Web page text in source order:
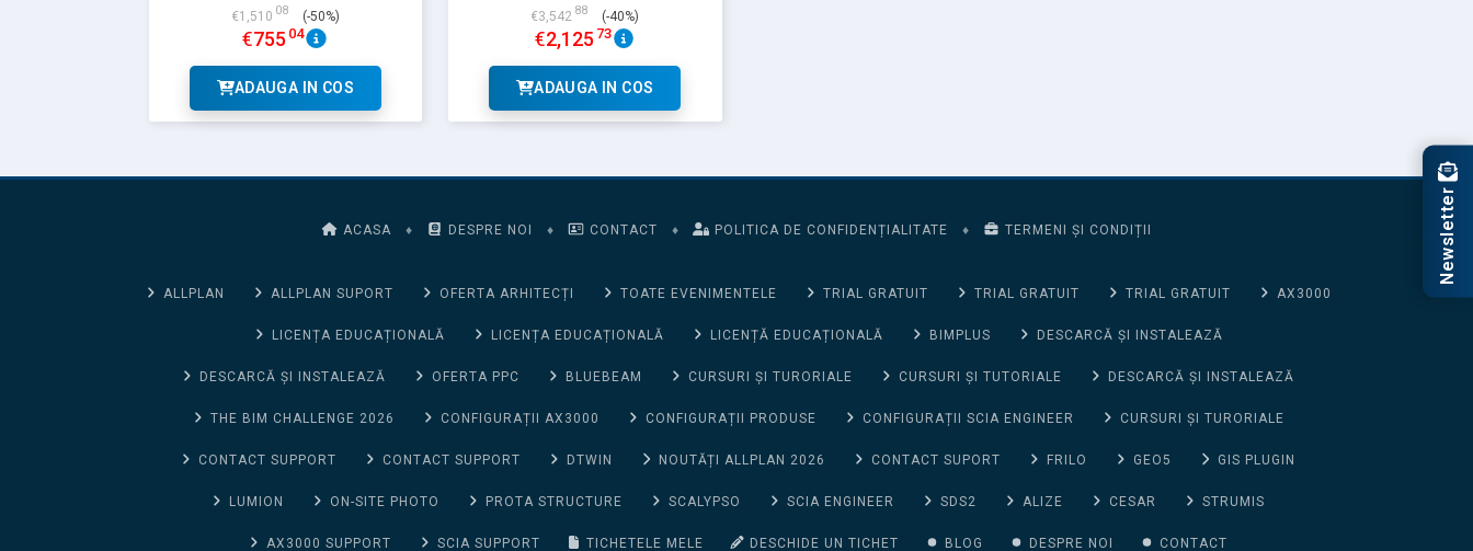
€1,510 08 (-50%)
€755 04
ADAUGA IN COS
€3,542 88 (-40%)
€2,125 73
ADAUGA IN COS
ACASA ♦ DESPRE NOI ♦ CONTACT ♦ POLITICA DE CONFIDENȚIALITATE ♦ TERMENI ȘI CONDIȚII
ALLPLAN ALLPLAN SUPORT OFERTA ARHITECȚI TOATE EVENIMENTELE TRIAL GRATUIT TRIAL GRATUIT TRIAL GRATUIT AX3000
LICENȚA EDUCAȚIONALĂ LICENȚA EDUCAȚIONALĂ LICENȚĂ EDUCAȚIONALĂ BIMPLUS DESCARCĂ ȘI INSTALEAZĂ
DESCARCĂ ȘI INSTALEAZĂ OFERTA PPC BLUEBEAM CURSURI ȘI TURORIALE CURSURI ȘI TUTORIALE DESCARCĂ ȘI INSTALEAZĂ
THE BIM CHALLENGE 2026 CONFIGURAȚII AX3000 CONFIGURAȚII PRODUSE CONFIGURAȚII SCIA ENGINEER CURSURI ȘI TURORIALE
CONTACT SUPPORT CONTACT SUPPORT DTWIN NOUTĂȚI ALLPLAN 2026 CONTACT SUPORT FRILO GEO5 GIS PLUGIN
LUMION ON-SITE PHOTO PROTA STRUCTURE SCALYPSO SCIA ENGINEER SDS2 ALIZE CESAR STRUMIS
AX3000 SUPPORT SCIA SUPPORT TICHETELE MELE DESCHIDE UN TICHET BLOG DESPRE NOI CONTACT
Newsletter